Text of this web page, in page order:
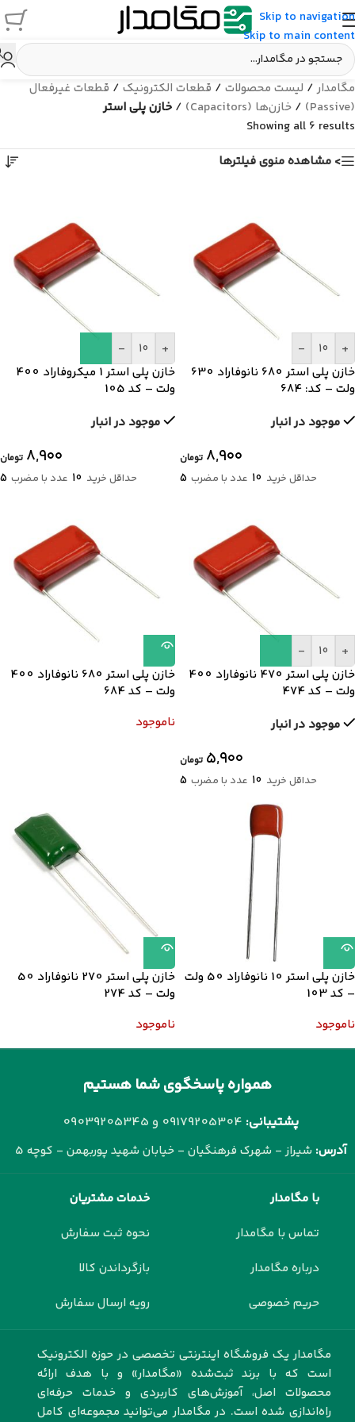
Skip to navigation
Skip to main content
مگامدار/ لیست محصولات / قطعات الکترونیک / قطعات غیرفعال
(Passive)
/ خازن‌ها (Capacitors) / خازن پلی استر
Showing all 6 results
> مشاهده منوی فیلترها
-
+
خازن پلی استر 680 نانوفاراد 630
ولت – کد: 684
موجود در انبار
۸,۹۰۰ تومان
حداقل خرید 10 عدد با مضرب 5
-
+
خازن پلی استر 1 میکروفاراد 400
ولت – کد 105
موجود در انبار
۸,۹۰۰ تومان
حداقل خرید 10 عدد با مضرب 5
-
+
خازن پلی استر 470 نانوفاراد 400
ولت – کد 474
موجود در انبار
۵,۹۰۰ تومان
حداقل خرید 10 عدد با مضرب 5
خازن پلی استر 680 نانوفاراد 400
ولت – کد 684
ناموجود
خازن پلی استر 10 نانوفاراد 50 ولت
– کد 103
ناموجود
خازن پلی استر 270 نانوفاراد 50
ولت – کد 274
ناموجود
همواره پاسخگوی شما هستیم
پشتیبانی: 09179205304 و 09039205345
آدرس: شیراز - شهرک فرهنگیان - خیابان شهید پوربهمن - کوچه 5
با مگامدار
تماس با مگامدار
درباره مگامدار
حریم خصوصی
خدمات مشتریان
نحوه ثبت سفارش
بازگرداندن کالا
رویه ارسال سفارش
مگامدار یک فروشگاه اینترنتی تخصصی در حوزه الکترونیک
است که با برند ثبت‌شده «مگامدار» و با هدف ارائه
محصولات اصل، آموزش‌های کاربردی و خدمات حرفه‌ای
راه‌اندازی شده است. در مگامدار می‌توانید مجموعه‌ای کامل